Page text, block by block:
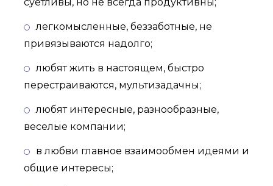
легкомысленные, беззаботные, не
привязываются надолго;
любят жить в настоящем, быстро
перестраиваются, мультизадачны;
любят интересные, разнообразные,
веселые компании;
в любви главное взаимообмен идеями и
общие интересы;